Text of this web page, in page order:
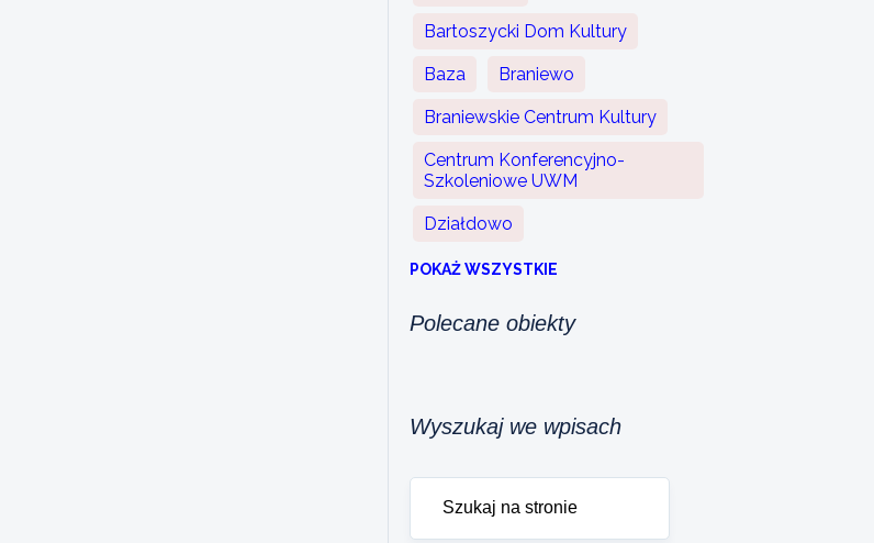
Bartoszycki Dom Kultury
Baza Braniewo
Braniewskie Centrum Kultury
Centrum Konferencyjno-
Szkoleniowe UWM
Działdowo
POKAŻ WSZYSTKIE
Polecane obiekty
Wyszukaj we wpisach